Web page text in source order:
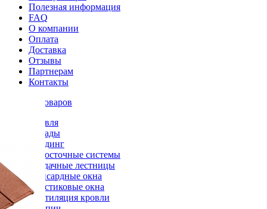
Полезная информация
FAQ
О компании
Оплата
Доставка
Отзывы
Партнерам
Контакты
Каталог товаров
Кровля
Фасады
Сайдинг
Водосточные системы
Чердачные лестницы
Мансардные окна
Пластиковые окна
Вентиляция кровли